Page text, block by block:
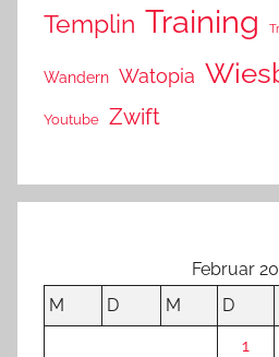
Templin Training
Wandern Watopia
Youtube Zwift
Februar
M
D M D
1